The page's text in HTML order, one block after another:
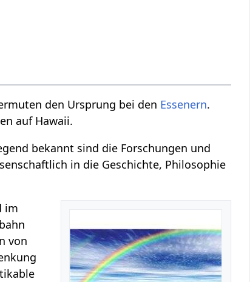
den Ursprung bei den Essenern.
auf Hawaii.
bekannt sind die Forschungen und
in die Geschichte, Philosophie
im
von